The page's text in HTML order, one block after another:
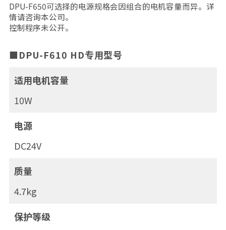
DPU-F650可选择的电源规格会因组合的电机容量而异。详
情请咨询本公司。
控制程序未公开。
■DPU-F610 HD专用型号
适用电机容量
10W
电源
DC24V
质量
4.7kg
保护等级